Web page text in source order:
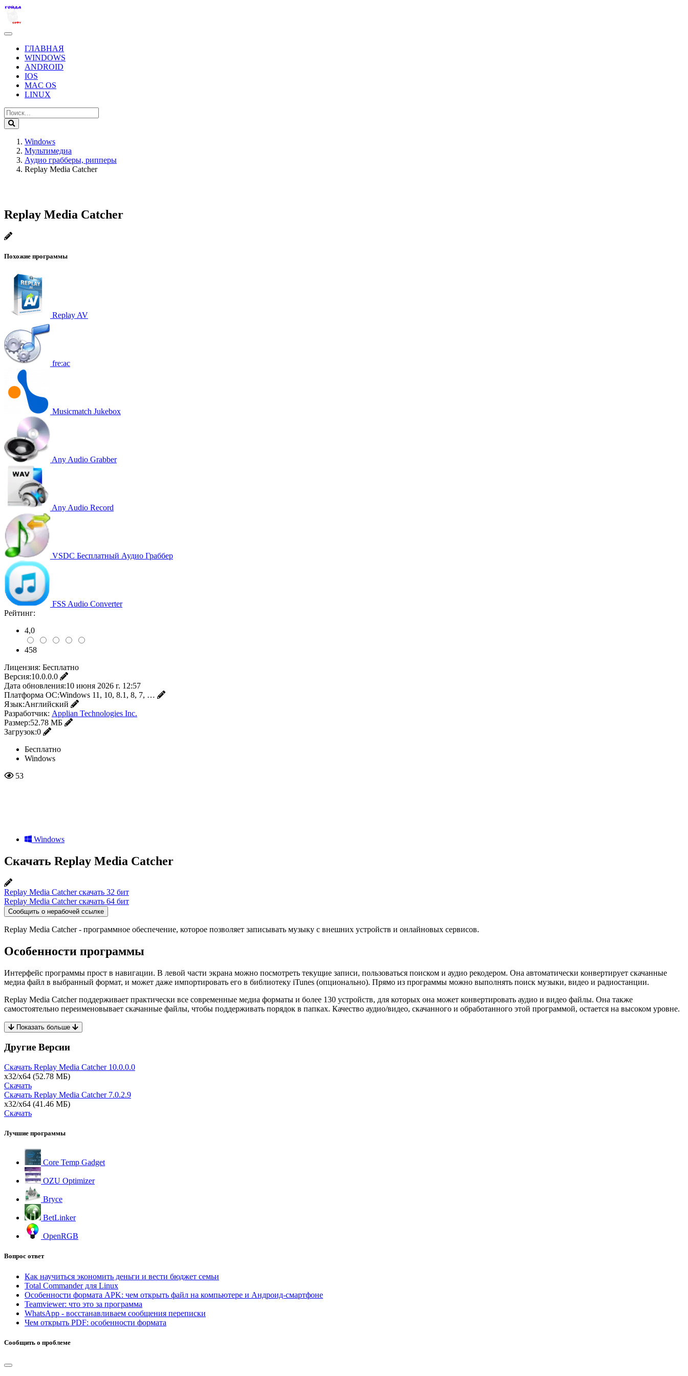
ГЛАВНАЯ
WINDOWS
ANDROID
IOS
MAC OS
LINUX
Windows
Мультимедиа
Аудио грабберы, рипперы
Replay Media Catcher
Replay Media Catcher
Похожие программы
Replay AV
fre:ac
Musicmatch Jukebox
Any Audio Grabber
Any Audio Record
VSDC Бесплатный Аудио Граббер
FSS Audio Converter
Рейтинг:
4,0
458
Лицензия: Бесплатно
Версия:10.0.0.0
Дата обновления:10 июня 2026 г. 12:57
Платформа ОС:Windows 11, 10, 8.1, 8, 7, …
Язык:Английский
Разработчик: Applian Technologies Inc.
Размер:52.78 МБ
Загрузок:0
Бесплатно
Windows
53
Windows
Скачать Replay Media Catcher
Replay Media Catcher скачать 32 бит
Replay Media Catcher скачать 64 бит
Сообщить о нерабочей ссылке
Replay Media Catcher - программное обеспечение, которое позволяет записывать музыку с внешних устройств и онлайновых сервисов.
Особенности программы
Интерфейс программы прост в навигации. В левой части экрана можно посмотреть текущие записи, пользоваться поиском и аудио рекодером. Она автоматически конвертирует скачанные
медиа файл в выбранный формат, и может даже импортировать его в библиотеку iTunes (опционально). Прямо из программы можно выполнять поиск музыки, видео и радиостанции.
Replay Media Catcher поддерживает практически все современные медиа форматы и более 130 устройств, для которых она может конвертировать аудио и видео файлы. Она также
самостоятельно переименовывает скачанные файлы, чтобы поддерживать порядок в папках. Качество аудио/видео, скачанного и обработанного этой программой, остается на высоком уровне.
Показать больше
Другие Версии
Скачать Replay Media Catcher 10.0.0.0
x32/x64 (52.78 МБ)
Скачать
Скачать Replay Media Catcher 7.0.2.9
x32/x64 (41.46 МБ)
Скачать
Лучшие программы
Core Temp Gadget
OZU Optimizer
Bryce
BetLinker
OpenRGB
Вопрос ответ
Как научиться экономить деньги и вести бюджет семьи
Total Commander для Linux
Особенности формата APK: чем открыть файл на компьютере и Андроид-смартфоне
Teamviewer: что это за программа
WhatsApp - восстанавливаем сообщения переписки
Чем открыть PDF: особенности формата
Сообщить о проблеме